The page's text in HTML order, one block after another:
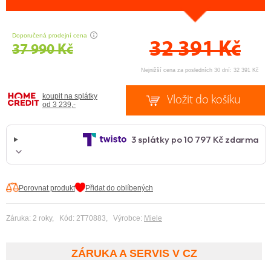
Doporučená prodejní cena
37 990 Kč 32 391Kč
Nejnižší cena za posledních 30 dní: 32 391 Kč
koupit na splátky
od 3 239,-
Porovnat produkt Přidat do oblíbených
Záruka: 2 roky, Kód: 2T70883, Výrobce: Miele
ZÁRUKA A SERVIS V CZ